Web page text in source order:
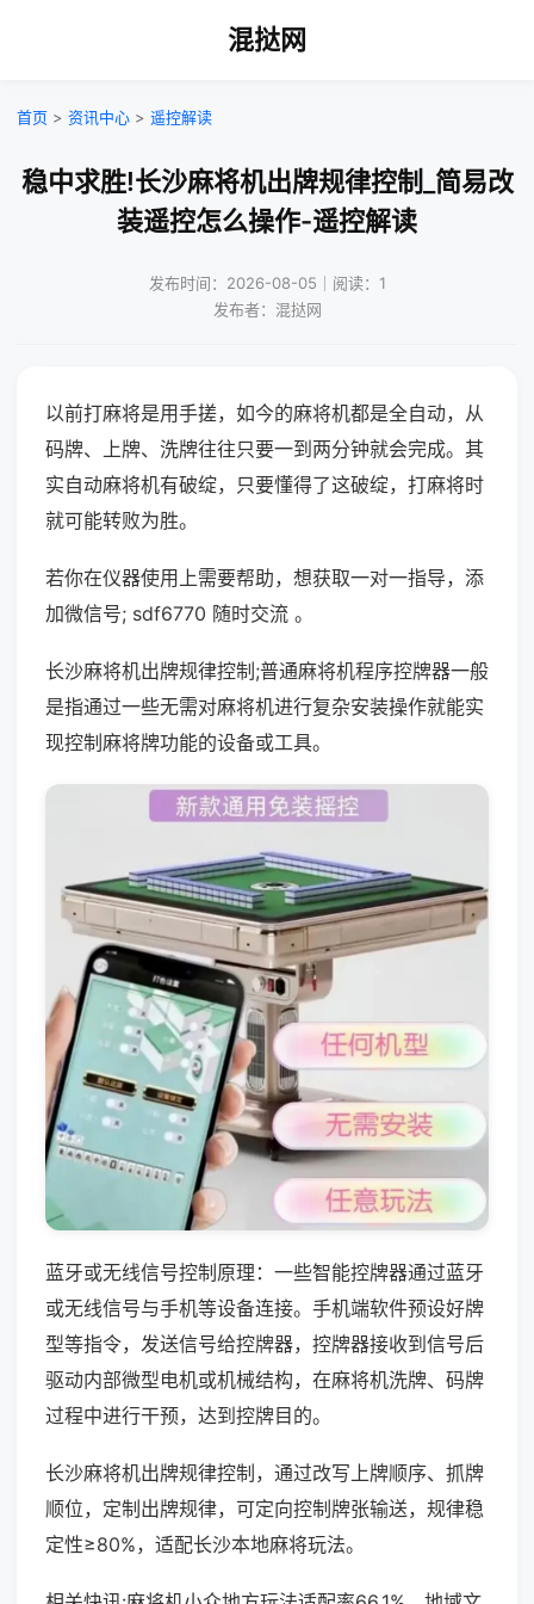
混挞网
首页 > 资讯中心 > 遥控解读
稳中求胜!长沙麻将机出牌规律控制_简易改
装遥控怎么操作-遥控解读
发布时间：2026-08-05｜阅读：1
发布者：混挞网
以前打麻将是用手搓，如今的麻将机都是全自动，从
码牌、上牌、洗牌往往只要一到两分钟就会完成。其
实自动麻将机有破绽，只要懂得了这破绽，打麻将时
就可能转败为胜。
若你在仪器使用上需要帮助，想获取一对一指导，添
加微信号; sdf6770 随时交流 。
长沙麻将机出牌规律控制;普通麻将机程序控牌器一般
是指通过一些无需对麻将机进行复杂安装操作就能实
现控制麻将牌功能的设备或工具。
蓝牙或无线信号控制原理：一些智能控牌器通过蓝牙
或无线信号与手机等设备连接。手机端软件预设好牌
型等指令，发送信号给控牌器，控牌器接收到信号后
驱动内部微型电机或机械结构，在麻将机洗牌、码牌
过程中进行干预，达到控牌目的。
长沙麻将机出牌规律控制，通过改写上牌顺序、抓牌
顺位，定制出牌规律，可定向控制牌张输送，规律稳
定性≥80%，适配长沙本地麻将玩法。